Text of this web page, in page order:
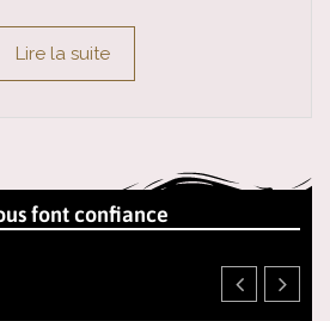
Lire la suite
font confiance